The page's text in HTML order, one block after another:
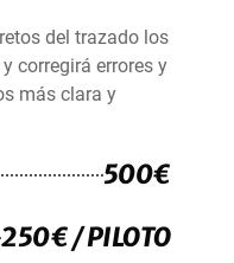
del trazado los
corregirá errores y
más clara y
500€
250€ / PILOTO